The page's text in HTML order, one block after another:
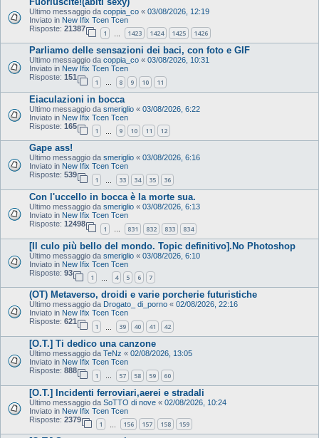
Ultimo messaggio da coppia_co « 03/08/2026, 12:19
Inviato in New Ifix Tcen Tcen
Risposte: 21387
1 1423 1424 1425 1426
Parliamo delle sensazioni dei baci, con foto e GIF
Ultimo messaggio da coppia_co « 03/08/2026, 10:31
Inviato in New Ifix Tcen Tcen
Risposte: 151
1 … 8 9 10 11
Eiaculazioni in bocca
Ultimo messaggio da smeriglio « 03/08/2026, 6:22
Inviato in New Ifix Tcen Tcen
Risposte: 165
1 9 10 11 12
Gape ass!
Ultimo messaggio da smeriglio « 03/08/2026, 6:16
Inviato in New Ifix Tcen Tcen
Risposte: 539
1 33 34 35 36
Con l'uccello in bocca è la morte sua.
Ultimo messaggio da smeriglio « 03/08/2026, 6:13
Inviato in New Ifix Tcen Tcen
Risposte: 12498
1 … 831 832 833 834
[Il culo più bello del mondo. Topic definitivo].No Photoshop
Ultimo messaggio da smeriglio « 03/08/2026, 6:10
Inviato in New Ifix Tcen Tcen
Risposte: 93
1 4 5 6 7
(OT) Metaverso, droidi e varie porcherie futuristiche
Ultimo messaggio da Drogato_ di_porno « 02/08/2026, 22:16
Inviato in New Ifix Tcen Tcen
Risposte: 621
1 39 40 41 42
[O.T.] Ti dedico una canzone
Ultimo messaggio da TeNz « 02/08/2026, 13:05
Inviato in New Ifix Tcen Tcen
Risposte: 888
1 … 57 58 59 60
[O.T.] Incidenti ferroviari,aerei e stradali
Ultimo messaggio da SoTTO di nove « 02/08/2026, 10:24
Inviato in New Ifix Tcen Tcen
Risposte: 2379
1 156 157 158 159